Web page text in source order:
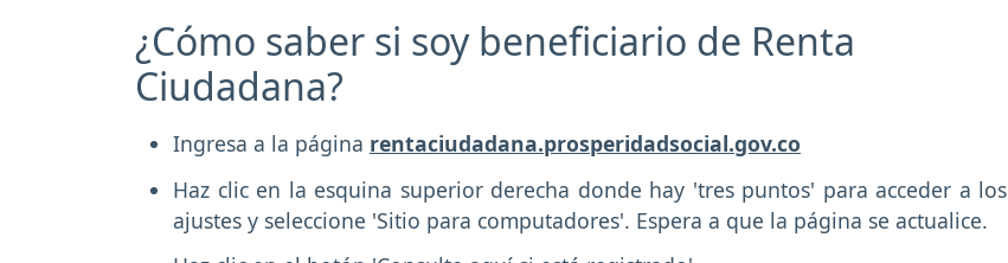
¿Cómo saber si soy beneficiario de Renta
Ciudadana?
Ingresa a la página rentaciudadana.prosperidadsocial.gov.co
Haz clic en la esquina superior derecha donde hay 'tres puntos' para acceder a los
ajustes y seleccione 'Sitio para computadores'. Espera a que la página se actualice.